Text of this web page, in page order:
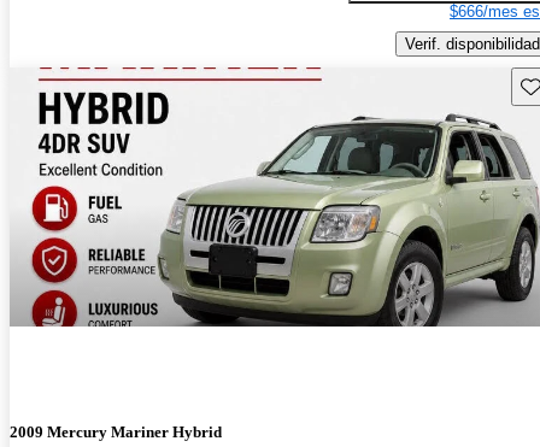
$666/mes
Verif. disponibilidad
2009 Mercury Mariner Hybrid